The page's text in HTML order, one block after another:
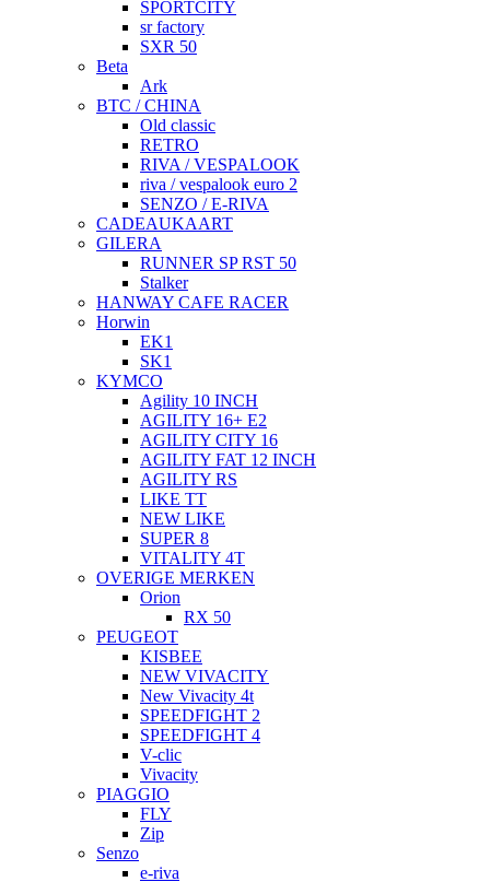
SPORTCITY
sr factory
SXR 50
Beta
Ark
BTC / CHINA
Old classic
RETRO
RIVA / VESPALOOK
riva / vespalook euro 2
SENZO / E-RIVA
CADEAUKAART
GILERA
RUNNER SP RST 50
Stalker
HANWAY CAFE RACER
Horwin
EK1
SK1
KYMCO
Agility 10 INCH
AGILITY 16+ E2
AGILITY CITY 16
AGILITY FAT 12 INCH
AGILITY RS
LIKE TT
NEW LIKE
SUPER 8
VITALITY 4T
OVERIGE MERKEN
Orion
RX 50
PEUGEOT
KISBEE
NEW VIVACITY
New Vivacity 4t
SPEEDFIGHT 2
SPEEDFIGHT 4
V-clic
Vivacity
PIAGGIO
FLY
Zip
Senzo
e-riva